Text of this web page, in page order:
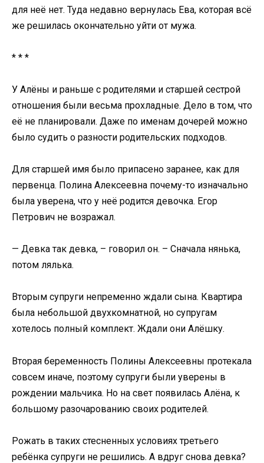
для неё нет. Туда недавно вернулась Ева, которая всё
же решилась окончательно уйти от мужа.
* * *
У Алёны и раньше с родителями и старшей сестрой
отношения были весьма прохладные. Дело в том, что
её не планировали. Даже по именам дочерей можно
было судить о разности родительских подходов.
Для старшей имя было припасено заранее, как для
первенца. Полина Алексеевна почему-то изначально
была уверена, что у неё родится девочка. Егор
Петрович не возражал.
— Девка так девка, – говорил он. – Сначала нянька,
потом лялька.
Вторым супруги непременно ждали сына. Квартира
была небольшой двухкомнатной, но супругам
хотелось полный комплект. Ждали они Алёшку.
Вторая беременность Полины Алексеевны протекала
совсем иначе, поэтому супруги были уверены в
рождении мальчика. Но на свет появилась Алёна, к
большому разочарованию своих родителей.
Рожать в таких стесненных условиях третьего
ребёнка супруги не решились. А вдруг снова девка?